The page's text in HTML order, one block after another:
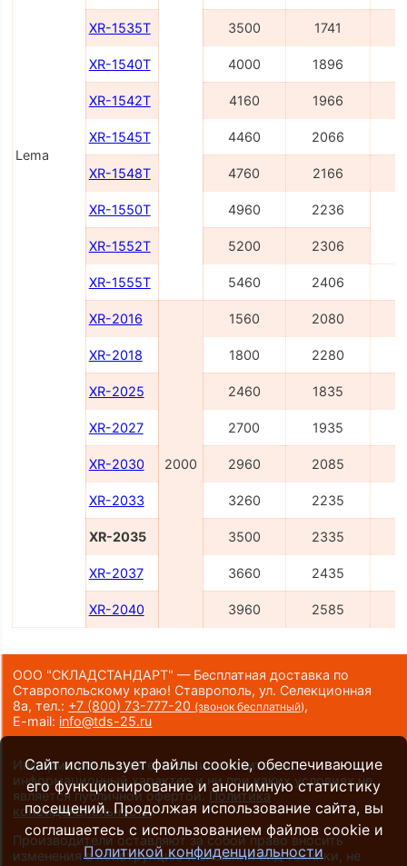
Lema
XR-1535T 3500 1741
XR-1540T 4000 1896
XR-1542T 4160 1966
XR-1545T 4460 2066
XR-1548T 4760 2166
XR-1550T 4960
2236
XR-1552T
5200 2306
XR-1555T 5460 2406
XR-2016
2000
1560 2080
XR-2018 1800 2280
XR-2025 2460 1835
XR-2027 2700 1935
XR-2030 2960 2085
XR-2033 3260 2235
XR-2035 3500 2335
XR-2037 3660 2435
XR-2040 3960 2585
ООО "СКЛАДСТАНДАРТ" — Бесплатная доставка по
Ставропольскому краю! Ставрополь, ул. Селекционная
8а,тел.: +7 (800) 73-777-20 (звонок бесплатный),
E-mail: info@tds-25.ru
Информация на сайте носит исключительно
информационный характер и ни при каких условиях не
является публичной офертой. Политика
конфиденциальности.
Производители оставляют за собой право вносить
изменения в конструкцию и внешний вид техники, не
Сайт использует файлы cookie, обеспечивающие
его функционирование и анонимную статистику
посещений. Продолжая использование сайта, вы
соглашаетесь с использованием файлов cookie и
Политикой конфиденциальности